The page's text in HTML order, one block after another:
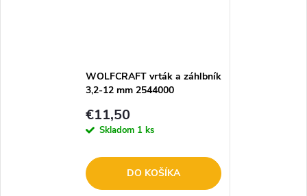
WOLFCRAFT vrták a záhlbník
3,2-12 mm 2544000
€11,50
Skladom 1 ks
DO KOŠÍKA